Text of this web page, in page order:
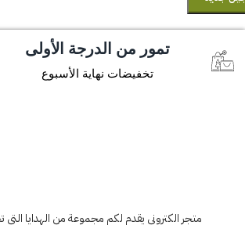
تمور من الدرجة الأولى
تخفيضات نهاية الأسبوع
متجر الكتروني يقدم لكم مجموعة من الهدايا